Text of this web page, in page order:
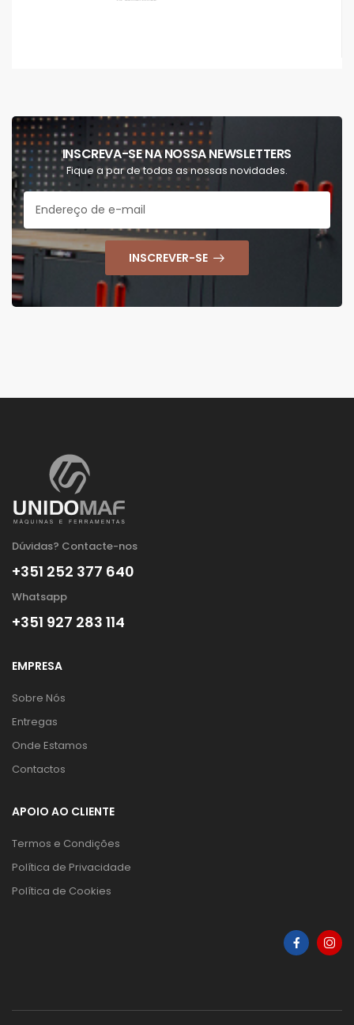
INSCREVA-SE NA NOSSA NEWSLETTERS
Fique a par de todas as nossas novidades.
INSCREVER-SE
Dúvidas? Contacte-nos
+351 252 377 640
Whatsapp
+351 927 283 114
EMPRESA
Sobre Nós
Entregas
Onde Estamos
Contactos
APOIO AO CLIENTE
Termos e Condições
Política de Privacidade
Política de Cookies